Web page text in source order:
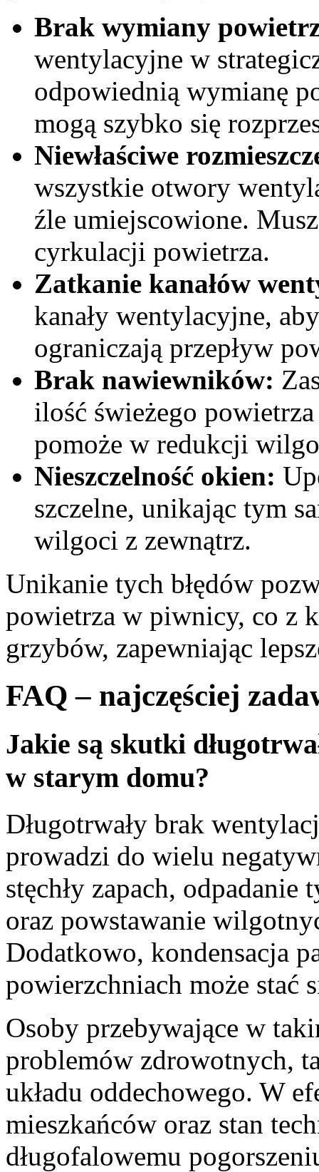
Brak wymiany
wentylacyjne w
odpowiednią wymianę
mogą szybko się
Niewłaściwe
wszystkie otwory
źle umiejscowione.
cyrkulacji powietrza.
Zatkanie kanałów
kanały wentylacyjne,
ograniczają przepływ
Brak nawiewników:
ilość świeżego
pomoże w redukcji
Nieszczelność okien:
szczelne, unikając tym
wilgoci z zewnątrz.
Unikanie tych błędów
powietrza w piwnicy, co z
grzybów, zapewniając
FAQ – najczęściej
Jakie są skutki
w starym domu?
Długotrwały brak
prowadzi do wielu
stęchły zapach,
oraz powstawanie
Dodatkowo, kondensacja
powierzchniach może stać
Osoby przebywające w
problemów zdrowotnych,
układu oddechowego. W
mieszkańców oraz stan
długofalowemu